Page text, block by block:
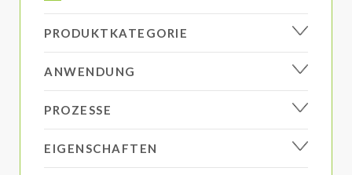
PRODUKTKATEGORIE
ANWENDUNG
PROZESSE
EIGENSCHAFTEN